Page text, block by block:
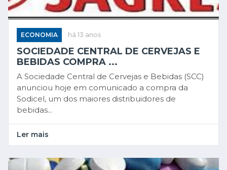
ECONOMIA há 13 anos
SOCIEDADE CENTRAL DE CERVEJAS E
BEBIDAS COMPRA ...
A Sociedade Central de Cervejas e Bebidas (SCC)
anunciou hoje em comunicado a compra da
Sodicel, um dos maiores distribuidores de
bebidas...
Ler mais